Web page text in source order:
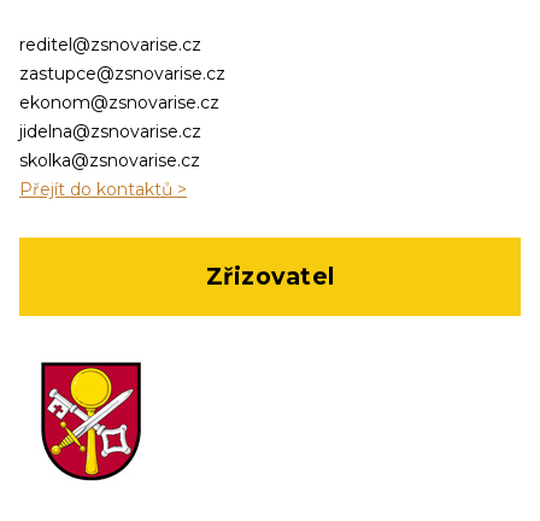
reditel@zsnovarise.cz
zastupce@zsnovarise.cz
ekonom@zsnovarise.cz
jidelna@zsnovarise.cz
skolka@zsnovarise.cz
Přejít do kontaktů >
Zřizovatel